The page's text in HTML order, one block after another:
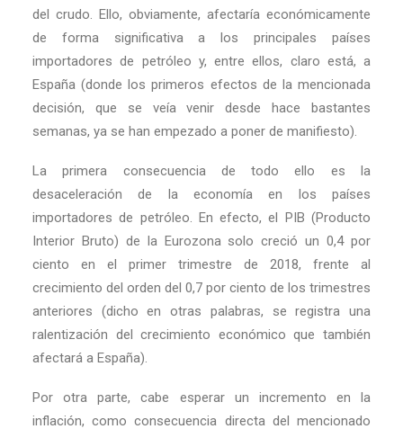
del crudo. Ello, obviamente, afectaría económicamente
de forma significativa a los principales países
importadores de petróleo y, entre ellos, claro está, a
España (donde los primeros efectos de la mencionada
decisión, que se veía venir desde hace bastantes
semanas, ya se han empezado a poner de manifiesto).
La primera consecuencia de todo ello es la
desaceleración de la economía en los países
importadores de petróleo. En efecto, el PIB (Producto
Interior Bruto) de la Eurozona solo creció un 0,4 por
ciento en el primer trimestre de 2018, frente al
crecimiento del orden del 0,7 por ciento de los trimestres
anteriores (dicho en otras palabras, se registra una
ralentización del crecimiento económico que también
afectará a España).
Por otra parte, cabe esperar un incremento en la
inflación, como consecuencia directa del mencionado